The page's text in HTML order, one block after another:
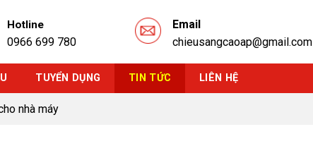
Hotline
0966 699 780
Email
chieusangcaoap@gmail.com
TUYỂN DỤNG TIN TỨC LIÊN HỆ
nhà máy